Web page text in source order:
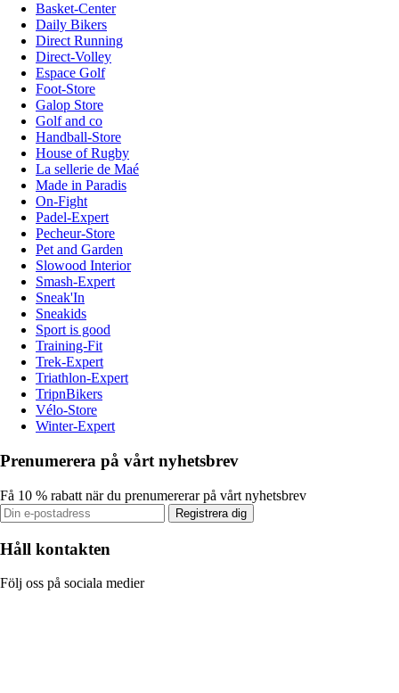
Basket-Center
Daily Bikers
Direct Running
Direct-Volley
Espace Golf
Foot-Store
Galop Store
Golf and co
Handball-Store
House of Rugby
La sellerie de Maé
Made in Paradis
On-Fight
Padel-Expert
Pecheur-Store
Pet and Garden
Slowood Interior
Smash-Expert
Sneak'In
Sneakids
Sport is good
Training-Fit
Trek-Expert
Triathlon-Expert
TripnBikers
Vélo-Store
Winter-Expert
Prenumerera på vårt nyhetsbrev
Få 10 % rabatt när du prenumererar på vårt nyhetsbrev
Registrera dig
Håll kontakten
Följ oss på sociala medier